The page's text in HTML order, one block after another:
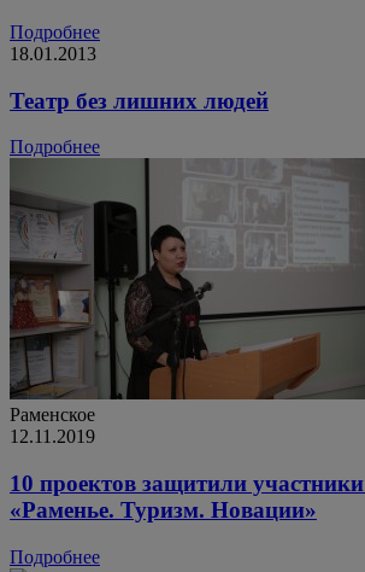
Подробнее
18.01.2013
Театр без лишних людей
Подробнее
Раменское
12.11.2019
10 проектов защитили
«Раменье. Туризм. Новации»
Подробнее